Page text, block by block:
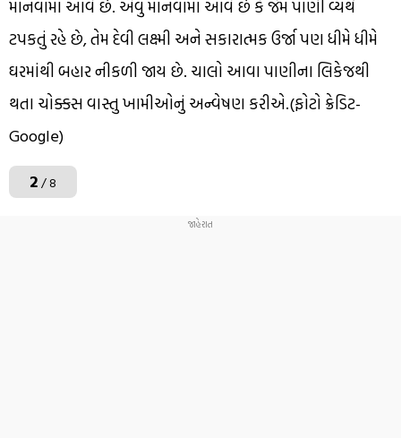
માનવામાં આવે છે. એવું માનવામાં આવે છે કે જેમ પાણી વ્યર્થ
ટપકતું રહે છે, તેમ દેવી લક્ષ્મી અને સકારાત્મક ઉર્જા પણ ધીમે ધીમે
ઘરમાંથી બહાર નીકળી જાય છે. ચાલો આવા પાણીના લિકેજથી
થતા ચોક્કસ વાસ્તુ ખામીઓનું અન્વેષણ કરીએ.(ફોટો ક્રેડિટ-
Google)
2/ 8